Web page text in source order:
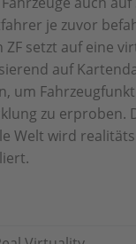
je zuvor
setzt auf eine
auf
um
zu erproben.
Welt wird